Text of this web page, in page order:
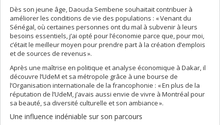
Dès son jeune âge, Daouda Sembene souhaitait contribuer à
améliorer les conditions de vie des populations : « Venant du
Sénégal, où certaines personnes ont du mal à subvenir à leurs
besoins essentiels, j’ai opté pour l’économie parce que, pour moi,
c’était le meilleur moyen pour prendre part à la création d’emplois
et de sources de revenus ».
Après une maîtrise en politique et analyse économique à Dakar, il
découvre l’UdeM et sa métropole grâce à une bourse de
l’Organisation internationale de la francophonie : « En plus de la
réputation de l’UdeM, j’avais aussi envie de vivre à Montréal pour
sa beauté, sa diversité culturelle et son ambiance ».
Une influence indéniable sur son parcours